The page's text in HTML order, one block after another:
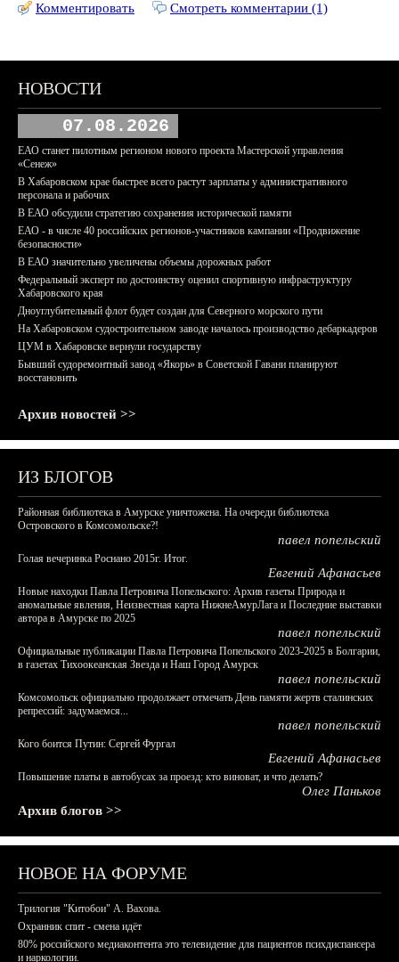
Комментировать Смотреть комментарии (1)
НОВОСТИ
07.08.2026
ЕАО станет пилотным регионом нового проекта Мастерской управления
«Сенеж»
В Хабаровском крае быстрее всего растут зарплаты у административного
персонала и рабочих
В ЕАО обсудили стратегию сохранения исторической памяти
ЕАО - в числе 40 российских регионов-участников кампании «Продвижение
безопасности»
В ЕАО значительно увеличены объемы дорожных работ
Федеральный эксперт по достоинству оценил спортивную инфраструктуру
Хабаровского края
Дноуглубительный флот будет создан для Северного морского пути
На Хабаровском судостроительном заводе началось производство дебаркадеров
ЦУМ в Хабаровске вернули государству
Бывший судоремонтный завод «Якорь» в Советской Гавани планируют
восстановить
Архив новостей >>
ИЗ БЛОГОВ
Районная библиотека в Амурске уничтожена. На очереди библиотека
Островского в Комсомольске?!
павел попельский
Голая вечеринка Роснано 2015г. Итог.
Евгений Афанасьев
Новые находки Павла Петровича Попельского: Архив газеты Природа и
аномальные явления, Неизвестная карта НижнеАмурЛага и Последние выставки
автора в Амурске по 2025
павел попельский
Официальные публикации Павла Петровича Попельского 2023-2025 в Болгарии,
в газетах Тихоокеанская Звезда и Наш Город Амурск
павел попельский
Комсомольск официально продолжает отмечать День памяти жертв сталинских
репрессий: задумаемся...
павел попельский
Кого боится Путин: Сергей Фургал
Евгений Афанасьев
Повышение платы в автобусах за проезд: кто виноват, и что делать?
Олег Паньков
Архив блогов >>
НОВОЕ НА ФОРУМЕ
Трилогия "Китобои" А. Вахова.
Охранник спит - смена идёт
80% российского медиаконтента это телевидение для пациентов психдиспансера
и наркологии.